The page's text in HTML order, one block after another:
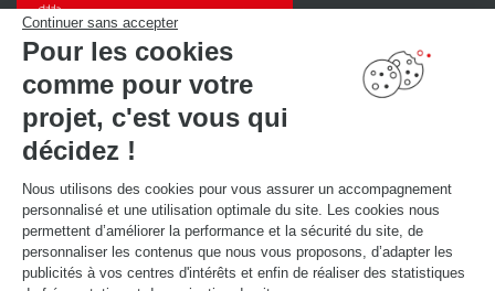
Continuer sans accepter
Pour les cookies
comme pour votre
projet, c'est vous qui
décidez !
Nous utilisons des cookies pour vous assurer un accompagnement
personnalisé et une utilisation optimale du site. Les cookies nous
permettent d’améliorer la performance et la sécurité du site, de
personnaliser les contenus que nous vous proposons, d’adapter les
publicités à vos centres d'intérêts et enfin de réaliser des statistiques
PRENDRE RENDEZ-VOUS
LIENS UTILES
Promotions
Guides de poses et d’entretien
Consulter notre catalogue
À PROPOS
Actualités du groupe
Nous rejoindre
Ouvrir un magasin